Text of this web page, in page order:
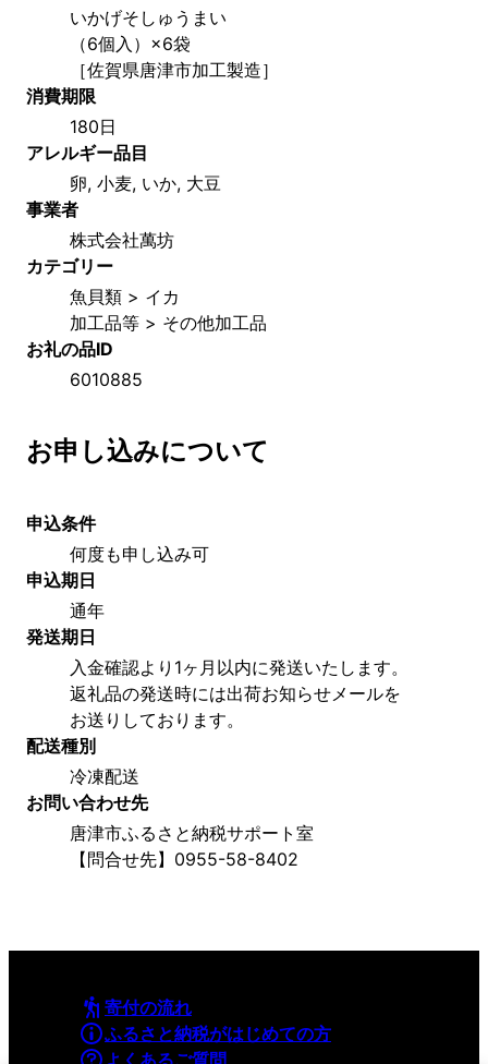
いかげそしゅうまい
（6個入）×6袋
［佐賀県唐津市加工製造］
消費期限
180日
アレルギー品目
卵, 小麦, いか, 大豆
事業者
株式会社萬坊
カテゴリー
魚貝類 > イカ
加工品等 > その他加工品
お礼の品ID
6010885
お申し込みについて
申込条件
何度も申し込み可
申込期日
通年
発送期日
入金確認より1ヶ月以内に発送いたします。
返礼品の発送時には出荷お知らせメールを
お送りしております。
配送種別
冷凍配送
お問い合わせ先
唐津市ふるさと納税サポート室
【問合せ先】0955-58-8402
寄付の流れ
ふるさと納税がはじめての方